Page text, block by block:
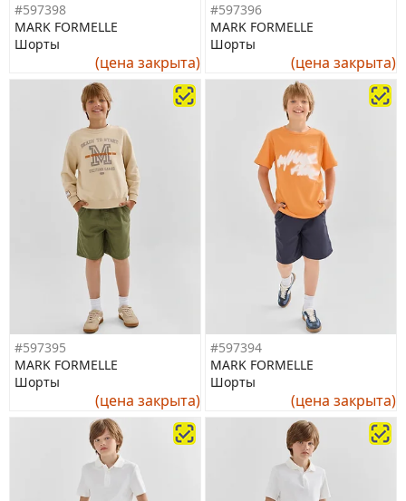
#597398
MARK FORMELLE
Шорты
(цена закрыта)
#597396
MARK FORMELLE
Шорты
(цена закрыта)
#597395
MARK FORMELLE
Шорты
(цена закрыта)
#597394
MARK FORMELLE
Шорты
(цена закрыта)